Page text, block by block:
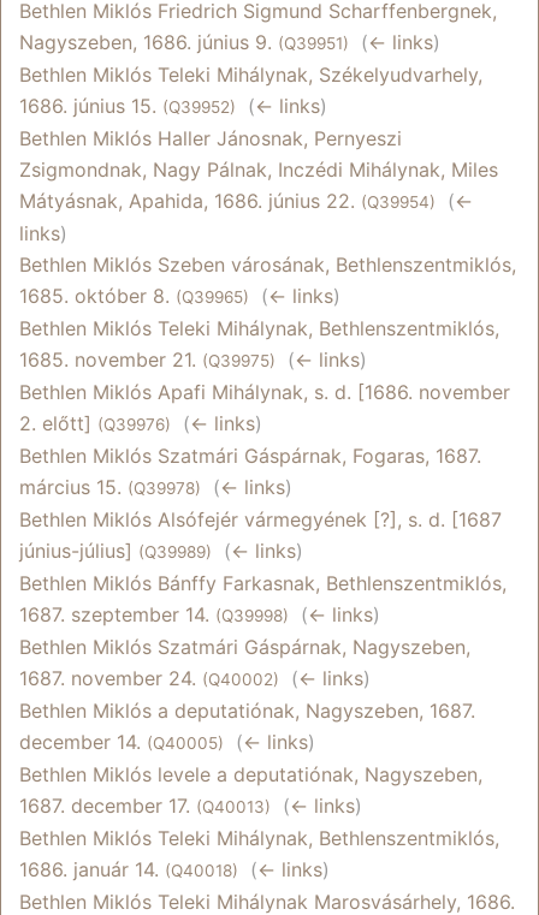
Bethlen Miklós Friedrich Sigmund Scharffenbergnek,
Nagyszeben, 1686. június 9. (Q39951) (← links)
Bethlen Miklós Teleki Mihálynak, Székelyudvarhely,
1686. június 15. (Q39952) (← links)
Bethlen Miklós Haller Jánosnak, Pernyeszi
Zsigmondnak, Nagy Pálnak, Inczédi Mihálynak, Miles
Mátyásnak, Apahida, 1686. június 22. (Q39954) (←
links)
Bethlen Miklós Szeben városának, Bethlenszentmiklós,
1685. október 8. (Q39965) (← links)
Bethlen Miklós Teleki Mihálynak, Bethlenszentmiklós,
1685. november 21. (Q39975) (← links)
Bethlen Miklós Apafi Mihálynak, s. d. [1686. november
2. előtt] (Q39976) (← links)
Bethlen Miklós Szatmári Gáspárnak, Fogaras, 1687.
március 15. (Q39978) (← links)
Bethlen Miklós Alsófejér vármegyének [?], s. d. [1687
június-július] (Q39989) (← links)
Bethlen Miklós Bánffy Farkasnak, Bethlenszentmiklós,
1687. szeptember 14. (Q39998) (← links)
Bethlen Miklós Szatmári Gáspárnak, Nagyszeben,
1687. november 24. (Q40002) (← links)
Bethlen Miklós a deputatiónak, Nagyszeben, 1687.
december 14. (Q40005) (← links)
Bethlen Miklós levele a deputatiónak, Nagyszeben,
1687. december 17. (Q40013) (← links)
Bethlen Miklós Teleki Mihálynak, Bethlenszentmiklós,
1686. január 14. (Q40018) (← links)
Bethlen Miklós Teleki Mihálynak Marosvásárhely, 1686.